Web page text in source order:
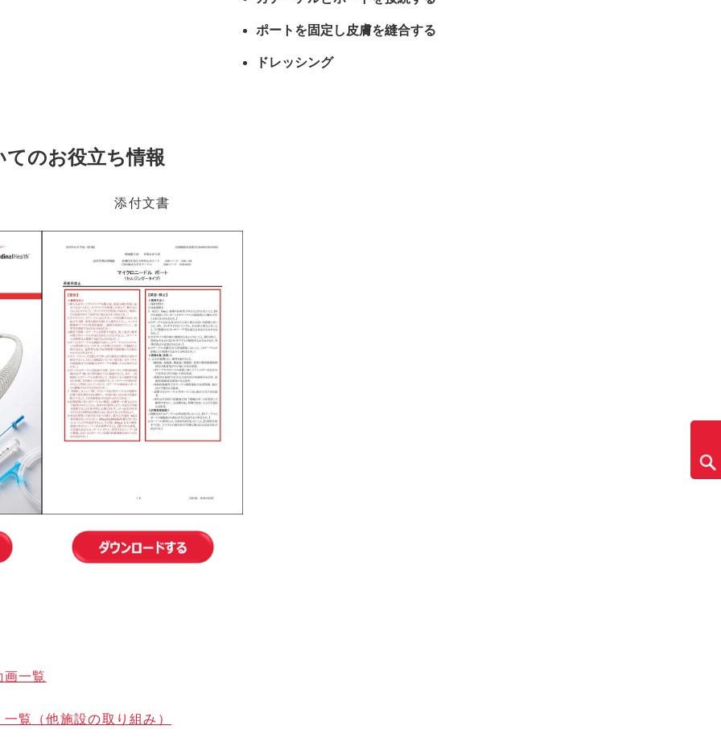
ポートを固定し皮膚を縫合する
ドレッシング
のお役立ち情報
添付文書
一覧
覧（他施設の取り組み）